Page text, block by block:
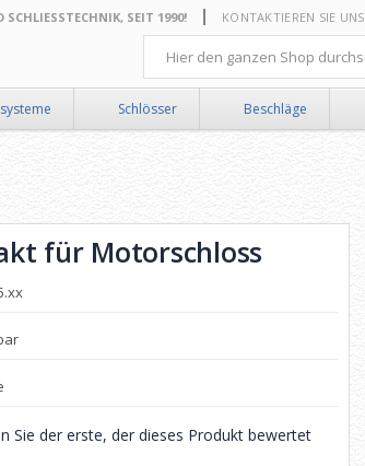
SEIT 1990! KONTAKTIEREN SIE UNS
Suche
Schlösser Beschläge
für Motorschloss
Sie der erste, der dieses Produkt bewertet